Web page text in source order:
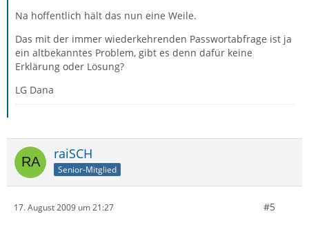
Na hoffentlich hält das nun eine Weile.
Das mit der immer wiederkehrenden Passwortabfrage ist ja
ein altbekanntes Problem, gibt es denn dafür keine
Erklärung oder Lösung?
LG Dana
raiSCH
Senior-Mitglied
17. August 2009 um 21:27 #5